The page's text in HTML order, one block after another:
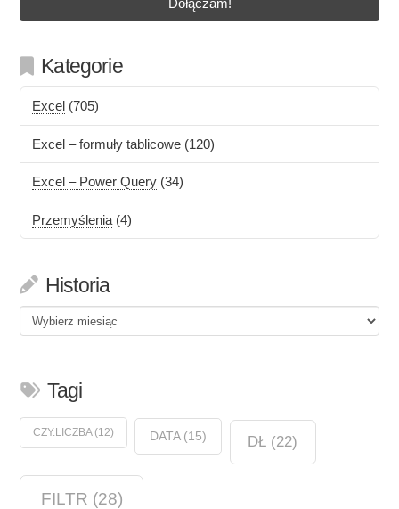
Kategorie
Excel (705)
Excel – formuły tablicowe (120)
Excel – Power Query (34)
Przemyślenia (4)
Historia
Historia
Tagi
CZY.LICZBA(12) DATA(15) DŁ (22)
FILTR (28)